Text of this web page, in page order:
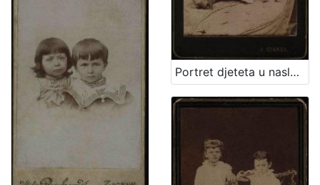
Portret djeteta u naslonjaču / Ivan Standl